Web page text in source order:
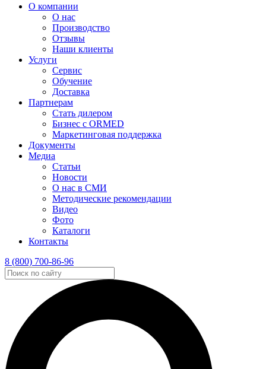
О компании
О нас
Производство
Отзывы
Наши клиенты
Услуги
Сервис
Обучение
Доставка
Партнерам
Стать дилером
Бизнес с ORMED
Маркетинговая поддержка
Документы
Медиа
Статьи
Новости
О нас в СМИ
Методические рекомендации
Видео
Фото
Каталоги
Контакты
8 (800) 700-86-96